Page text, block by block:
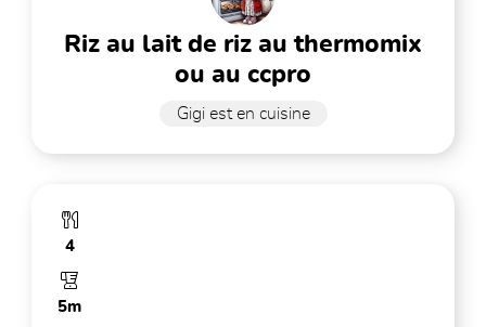
riz au lait de riz au thermomix
ou au ccpro
Gigi est en cuisine
4
5m